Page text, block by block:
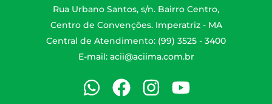
Rua Urbano Santos, s/n. Bairro Centro,
Centro de Convenções. Imperatriz - MA
Central de Atendimento: (99) 3525 - 3400
E-mail: acii@aciima.com.br